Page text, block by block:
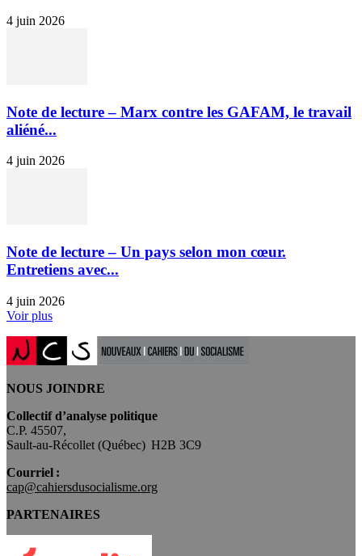
4 juin 2026
Note de lecture – Marx contre les GAFAM, le travail
aliéné...
4 juin 2026
Note de lecture – Un pays selon mon cœur.
Entretiens avec...
4 juin 2026
Voir plus
NOUS JOINDRE
Collectif d’analyse politique
C.P. 45507,
Sault-au-Récollet (Québec) H2B 3C9
Courriel :
cap@cahiersdusocialisme.org
PARTENAIRES